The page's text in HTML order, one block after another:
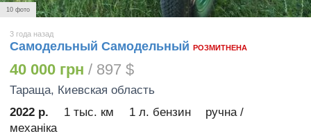
10 фото
3 года назад
Самодельный Самодельный РОЗМИТНЕНА
40 000 грн / 897 $
Тараща, Киевская область
2022 р.
1 тыс. км 1 л. бензин
ручна /
механіка